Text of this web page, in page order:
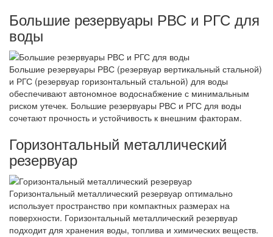
Большие резервуары РВС и РГС для
воды
Большие резервуары РВС (резервуар вертикальный стальной)
и РГС (резервуар горизонтальный стальной) для воды
обеспечивают автономное водоснабжение с минимальным
риском утечек. Большие резервуары РВС и РГС для воды
сочетают прочность и устойчивость к внешним факторам.
Горизонтальный металлический
резервуар
Горизонтальный металлический резервуар оптимально
использует пространство при компактных размерах на
поверхности. Горизонтальный металлический резервуар
подходит для хранения воды, топлива и химических веществ.